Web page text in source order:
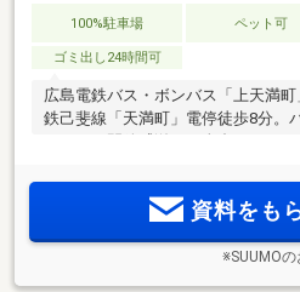
100%駐車場 ペット可
ゴミ出し24時間可
広島電鉄バス・ボンバス「上天満
鉄己斐線「天満町」電停徒歩8分。
ュー上天満」最終期分譲受付中。
資料をも
※SUUMO